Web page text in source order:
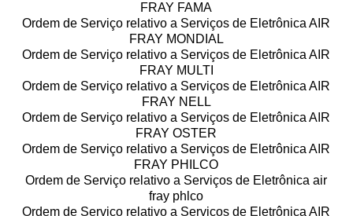
FRAY FAMA
Ordem de Serviço relativo a Serviços de Eletrônica AIR
FRAY MONDIAL
Ordem de Serviço relativo a Serviços de Eletrônica AIR
FRAY MULTI
Ordem de Serviço relativo a Serviços de Eletrônica AIR
FRAY NELL
Ordem de Serviço relativo a Serviços de Eletrônica AIR
FRAY OSTER
Ordem de Serviço relativo a Serviços de Eletrônica AIR
FRAY PHILCO
Ordem de Serviço relativo a Serviços de Eletrônica air
fray phlco
Ordem de Serviço relativo a Serviços de Eletrônica AIR